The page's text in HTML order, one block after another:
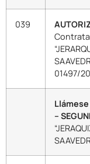
039
01497/
Llámese
–